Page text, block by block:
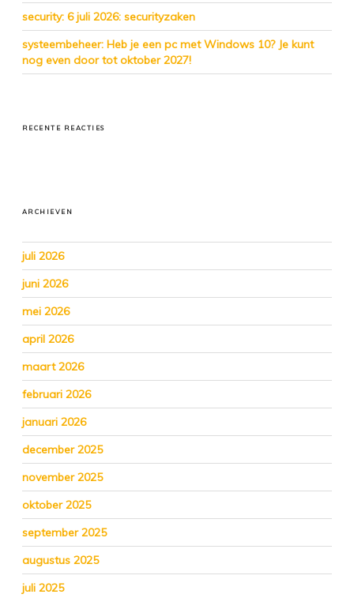
security: 6 juli 2026: securityzaken
systeembeheer: Heb je een pc met Windows 10? Je kunt
nog even door tot oktober 2027!
RECENTE REACTIES
ARCHIEVEN
juli 2026
juni 2026
mei 2026
april 2026
maart 2026
februari 2026
januari 2026
december 2025
november 2025
oktober 2025
september 2025
augustus 2025
juli 2025